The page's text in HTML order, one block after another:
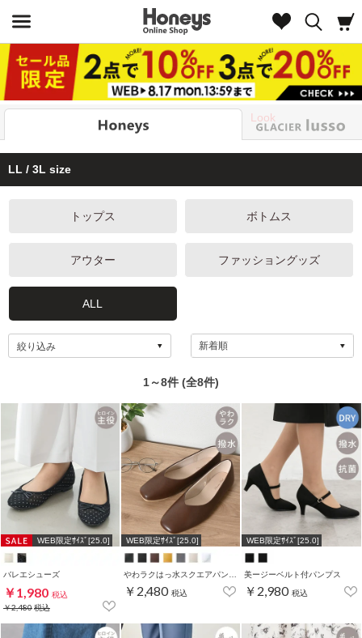
Look
LL / 3L size
トップス ボトムス
アウター ファッショングッズ
ALL
絞り込み
1～8件 (全8件)
WEB限定ｻｲｽﾞ[25.0]
バレエシューズ
￥1,980 税込
￥2,480税込
WEB限定ｻｲｽﾞ[25.0]
￥2,480 税込
WEB限定ｻｲｽﾞ[25.0]
美ージーベルト付パンプス
￥2,980 税込